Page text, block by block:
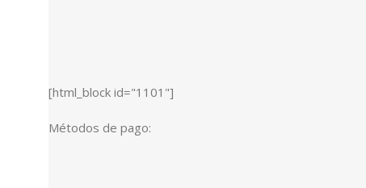
[html_block id="1101"]
Métodos de pago: